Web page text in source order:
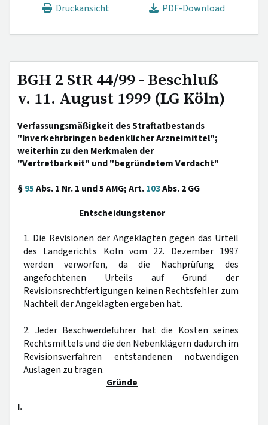
Druckansicht
PDF-Download
BGH 2 StR 44/99 - Beschluß
v. 11. August 1999 (LG Köln)
Verfassungsmäßigkeit des Straftatbestands
"Inverkehrbringen bedenklicher Arzneimittel";
weiterhin zu den Merkmalen der
"Vertretbarkeit" und "begründetem Verdacht"
§95Abs. 1 Nr. 1 und 5 AMG; Art.103Abs. 2 GG
Entscheidungstenor
1. Die Revisionen der Angeklagten gegen das Urteil
des Landgerichts Köln vom 22. Dezember 1997
werden verworfen, da die Nachprüfung des
angefochtenen Urteils auf Grund der
Revisionsrechtfertigungen keinen Rechtsfehler zum
Nachteil der Angeklagten ergeben hat.
2. Jeder Beschwerdeführer hat die Kosten seines
Rechtsmittels und die den Nebenklägern dadurch im
Revisionsverfahren entstandenen notwendigen
Auslagen zu tragen.
Gründe
I.